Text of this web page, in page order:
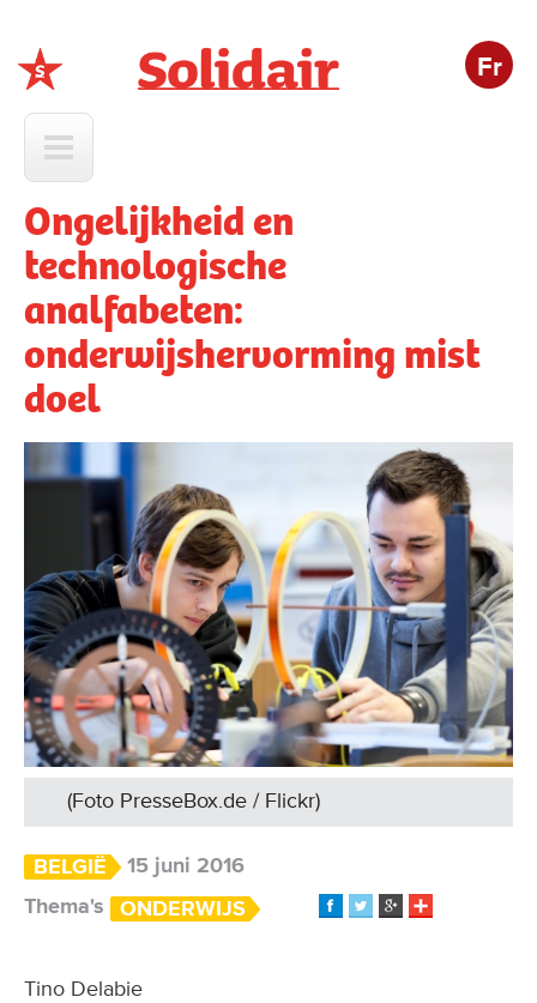
Fr
Ongelijkheid en
technologische
analfabeten:
onderwijshervorming mist
doel
(Foto PresseBox.de / Flickr)
BELGIË
15 juni 2016
Thema's
ONDERWIJS
Tino Delabie